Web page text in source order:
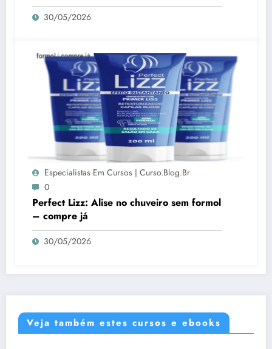
30/05/2026
Especialistas Em Cursos | Curso.blog.br
0
Perfect Lizz: Alise no chuveiro sem formol
– compre já
30/05/2026
Veja também estes cursos e ebooks